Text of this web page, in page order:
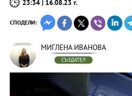
23:34 | 16.08.23 г.
СПОДЕЛИ:
МИГЛЕНА ИВАНОВА
СЪЗДАТЕЛ